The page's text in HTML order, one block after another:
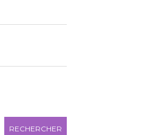
RECHERCHER